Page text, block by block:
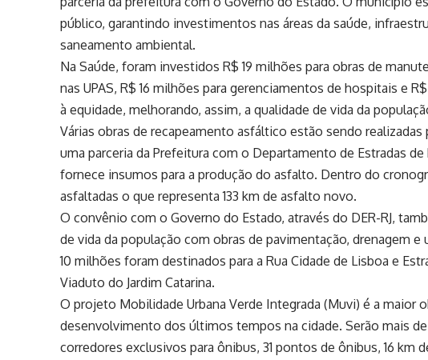
público, garantindo investimentos nas áreas da saúde,
saneamento ambiental.
Na Saúde, foram investidos R$ 19 milhões para obras de
nas UPAS, R$ 16 milhões para gerenciamentos de hospitais e
à equidade, melhorando, assim, a qualidade de vida da
Várias obras de recapeamento asfáltico estão sendo realizadas
uma parceria da Prefeitura com o Departamento de Estradas de
fornece insumos para a produção do asfalto. Dentro do
asfaltadas o que representa 133 km de asfalto novo.
O convênio com o Governo do Estado, através do DER-RJ,
de vida da população com obras de pavimentação, drenagem e
10 milhões foram destinados para a Rua Cidade de Lisboa e
Viaduto do Jardim Catarina.
O projeto Mobilidade Urbana Verde Integrada (Muvi) é a maior
desenvolvimento dos últimos tempos na cidade. Serão mais
corredores exclusivos para ônibus, 31 pontos de ônibus, 16 km